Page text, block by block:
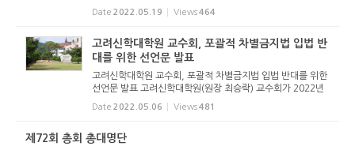
학교법인 고려학원 5월 18일(수)부터 19일(목)까지 양일간 총
장 후보 지원을 받았다. 이번에는 이병수 교수(고신대)와 이정
Date 2022.05.19 Views464
고려신학대학원 교수회, 포괄적 차별금지법 입법 반
대를 위한 선언문 발표
고려신학대학원 교수회, 포괄적 차별금지법 입법 반대를 위한
선언문 발표 고려신학대학원(원장 최승락) 교수회가 2022년
5월 3일(화) 포괄적 차별금지법 입법 반대를 위한 선언문을 발
표했다. 고려신학대학원 교수회는 선언문을 통해 기본적으로
Date 2022.05.06 Views481
제72회 총회 총대명단